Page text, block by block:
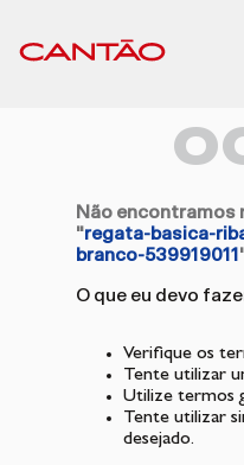
Não encontramos
"regata-basica-
branco-539919011
O que eu devo
Verifique os
Tente utilizar
Utilize termos
Tente utilizar
desejado.